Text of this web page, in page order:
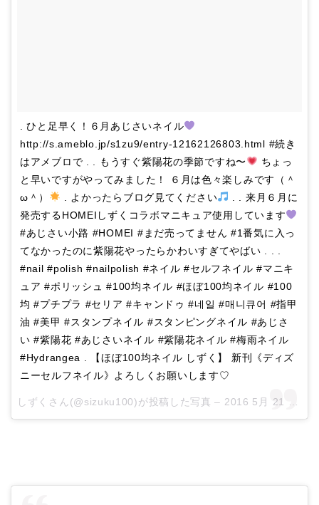
. ひと足早く！６月あじさいネイル
http://s.ameblo.jp/s1zu9/entry-12162126803.html #続き
はアメブロで . . もうすぐ紫陽花の季節ですね〜
ちょっ
と早いですがやってみました！ ６月は色々楽しみです（＾
ω＾）
. よかったらブログ見てください
. . 来月６月に
発売するHOMEIしずくコラボマニキュア使用しています
#あじさい小路 #HOMEI #まだ売ってません #1番気に入っ
てなかったのに紫陽花やったらかわいすぎてやばい . . .
#nail #polish #nailpolish #ネイル #セルフネイル #マニキ
ュア #ポリッシュ #100均ネイル #ほぼ100均ネイル #100
均 #プチプラ #セリア #キャンドゥ #네일 #매니큐어 #指甲
油 #美甲 #スタンプネイル #スタンピングネイル #あじさ
い #紫陽花 #あじさいネイル #紫陽花ネイル #梅雨ネイル
#Hydrangea . 【ほぼ100均ネイル しずく】 新刊《ディズ
ニーセルフネイル》よろしくお願いします♡
しずくさん(@sizuku100)が投稿した写真 – 2016 5月 21 4:55午前 PDT